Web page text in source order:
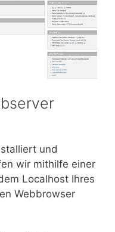
und
wir mithilfe einer
Localhost Ihres
Webbrowser